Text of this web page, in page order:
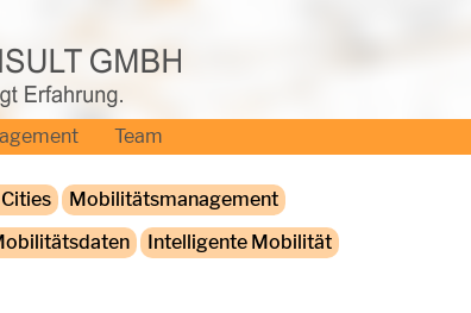
Team
Mobilitätsmanagement
Intelligente Mobilität